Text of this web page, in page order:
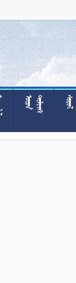








  











